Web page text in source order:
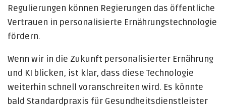
Regulierungen können Regierungen das öffentliche
Vertrauen in personalisierte Ernährungstechnologie
fördern.
Wenn wir in die Zukunft personalisierter Ernährung
und KI blicken, ist klar, dass diese Technologie
weiterhin schnell voranschreiten wird. Es könnte
bald Standardpraxis für Gesundheitsdienstleister